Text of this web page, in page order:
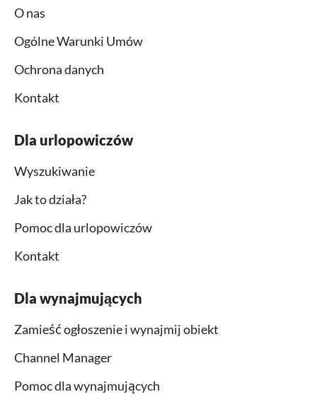
O nas
Ogólne Warunki Umów
Ochrona danych
Kontakt
Dla urlopowiczów
Wyszukiwanie
Jak to działa?
Pomoc dla urlopowiczów
Kontakt
Dla wynajmujących
Zamieść ogłoszenie i wynajmij obiekt
Channel Manager
Pomoc dla wynajmujących